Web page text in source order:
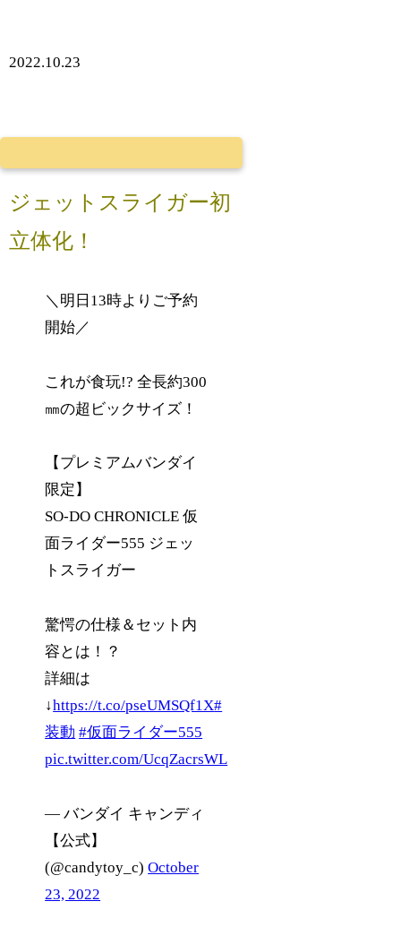
2022.10.23
ジェットスライガー初
立体化！
＼明日13時よりご予約
開始／
これが食玩!? 全長約300
㎜の超ビックサイズ！
【プレミアムバンダイ
限定】
SO-DO CHRONICLE 仮
面ライダー555 ジェッ
トスライガー
驚愕の仕様＆セット内
容とは！？
詳細は
↓https://t.co/pseUMSQf1X#
装動 #仮面ライダー555
pic.twitter.com/UcqZacrsWL
— バンダイ キャンディ
【公式】
(@candytoy_c)October
23, 2022